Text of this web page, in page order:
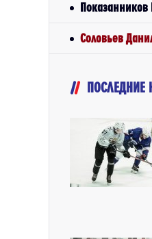
Соловьев
ПОСЛЕДНИЕ